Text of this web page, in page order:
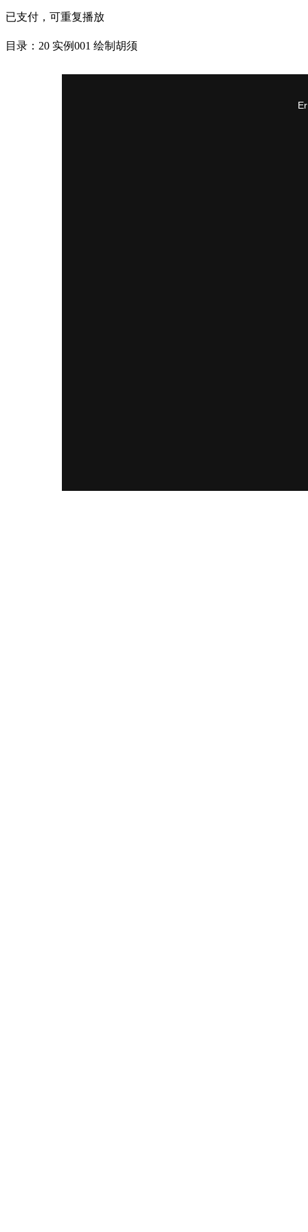
已支付，可重复播放
目录：20 实例001 绘制胡须